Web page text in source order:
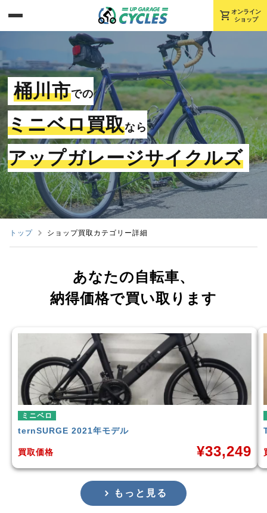
shopping_cart オンライン
ショップ
桶川市での
ミニベロ買取なら
アップガレージサイクルズ
トップ ショップ買取カテゴリー詳細
あなたの自転車、
納得価格で買い取ります
ミニベロ
ternSURGE 2021年モデル
買取価格 ¥33,249
もっと見る